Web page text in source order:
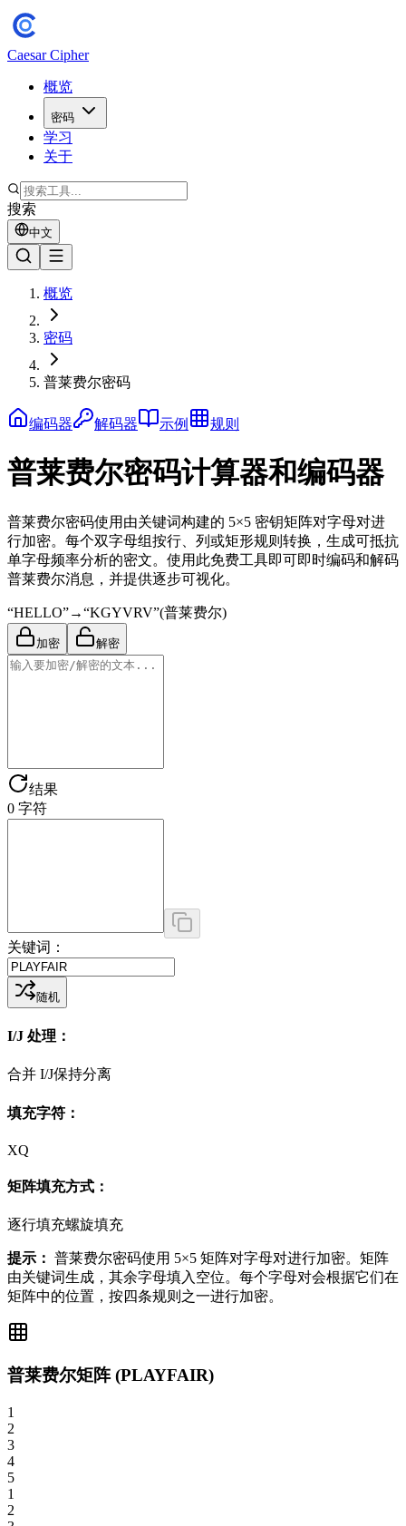
Caesar Cipher
概览
密码
学习
关于
搜索
中文
概览
密码
普莱费尔密码
编码器 解码器 示例 规则
普莱费尔密码计算器和编码器
普莱费尔密码使用由关键词构建的 5×5 密钥矩阵对字母对进
行加密。每个双字母组按行、列或矩形规则转换，生成可抵抗
单字母频率分析的密文。使用此免费工具即可即时编码和解码
普莱费尔消息，并提供逐步可视化。
“HELLO”→“KGYVRV”(普莱费尔)
加密 解密
结果
0 字符
关键词：
随机
I/J 处理：
合并 I/J保持分离
填充字符：
XQ
矩阵填充方式：
逐行填充螺旋填充
提示： 普莱费尔密码使用 5×5 矩阵对字母对进行加密。矩阵
由关键词生成，其余字母填入空位。每个字母对会根据它们在
矩阵中的位置，按四条规则之一进行加密。
普莱费尔矩阵(PLAYFAIR)
1
2
3
4
5
1
2